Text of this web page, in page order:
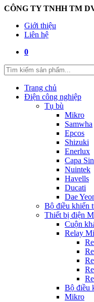
CÔNG TY TNHH TM
Giới thiệu
Liên hệ
0
Trang chủ
Điện công nghiệp
Tụ bù
Mikro
Samwha
Epcos
Shizuki
Enerlux
Capa
Nuintek
Havells
Ducati
Dae
Bộ điều khiển
Thiết bị điện
Cuộn
Relay
Bộ điều
Mikro